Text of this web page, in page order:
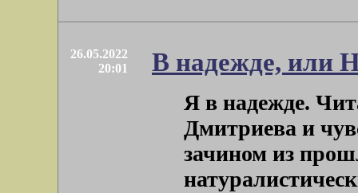
26.05.2022
20:01
В надежде, или
Я в надежде.
Дмитриева и
зачином из